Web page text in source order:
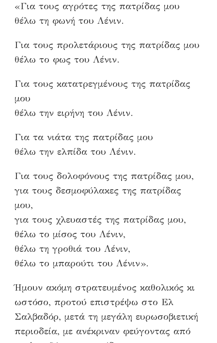
«Για τους αγρότες της πατρίδας μου
θέλω τη φωνή του Λένιν.
Για τους προλετάριους της πατρίδας μου
θέλω το φως του Λένιν.
Για τους κατατρεγμένους της πατρίδας
μου
θέλω την ειρήνη του Λένιν.
Για τα νιάτα της πατρίδας μου
θέλω την ελπίδα του Λένιν.
Για τους δολοφόνους της πατρίδας μου,
για τους δεσμοφύλακες της πατρίδας
μου,
για τους χλευαστές της πατρίδας μου,
θέλω το μίσος του Λένιν,
θέλω τη γροθιά του Λένιν,
θέλω το μπαρούτι του Λένιν».
Ήμουν ακόμη στρατευμένος καθολικός κι
ωστόσο, προτού επιστρέψω στο Ελ
Σαλβαδόρ, μετά τη μεγάλη ευρωσοβιετική
περιοδεία, με ανέκριναν φεύγοντας από